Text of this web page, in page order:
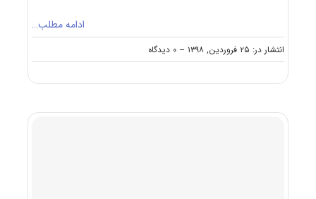
ادامه مطلب…
انتشار در: ۲۵ فروردین, ۱۳۹۸ -- ۰ دیدگاه
on
مصاحبه
(راهنما